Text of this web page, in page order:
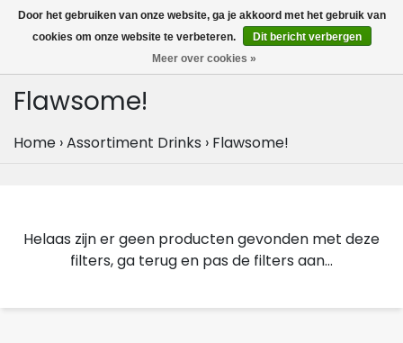
MENU
0
Flawsome!
Home ›Assortiment Drinks › Flawsome!
Helaas zijn er geen producten gevonden met deze
filters, ga terug en pas de filters aan...
Door het gebruiken van onze website, ga je akkoord met het gebruik van
cookies om onze website te verbeteren.
Dit bericht verbergen
Meer over cookies »